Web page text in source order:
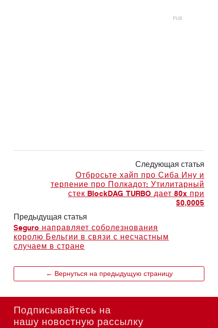
Следующая статья
Отбросьте хайп про Сиба Ину и
терпение про Полкадот: Утилитарный
стек BlockDAG TURBO дает 80x при
$0,0005
Предыдущая статья
Seguro направляет соболезнования
королю Бельгии в связи с несчастным
случаем в стране
← Вернуться на предыдущую страницу
Подписывайтесь на
нашу новостную рассылку